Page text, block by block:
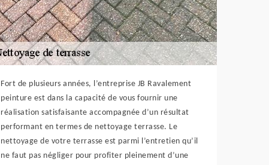
Fort de plusieurs années, l’entreprise JB Ravalement
peinture est dans la capacité de vous fournir une
réalisation satisfaisante accompagnée d’un résultat
performant en termes de nettoyage terrasse. Le
nettoyage de votre terrasse est parmi l’entretien qu’il
ne faut pas négliger pour profiter pleinement d’une